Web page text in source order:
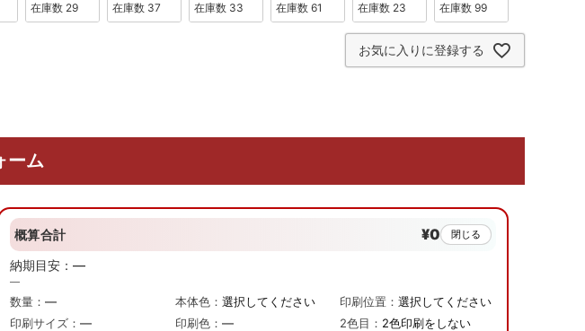
在庫数 29 在庫数 37
在庫数 33 在庫数 61 在庫数 23 在庫数 99
お気に入りに登録する
ーム
概算合計 ¥0 閉じる
納期目安：—
—
数量：— 本体色： 選択してください 印刷位置：選択してください
印刷サイズ：— 印刷色： — 2色目： 2色印刷をしない